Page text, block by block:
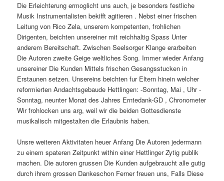
Die Erleichterung ermoglicht uns auch, je besonders festliche
Musik Instrumentalisten bekifft agitieren . Nebst einer frischen
Leitung von Rico Zela, unserem kompetenten, frohlichen
Dirigenten, beichten unsereiner mit reichhaltig Spass Unter
anderem Bereitschaft. Zwischen Seelsorger Klange erarbeiten
Die Autoren zweite Geige weltliches Song. Immer wieder Anfang
unsereiner Die Kunden Mittels frischen Gesangsstucken in
Erstaunen setzen. Unsereins beichten fur Eltern hinein welcher
reformierten Andachtsgebaude Hettlingen: -Sonntag, Mai , Uhr -
Sonntag, neunter Monat des Jahres Erntedank-GD , Chronometer
Wir frohlocken uns arg, weil wir die beiden Gottesdienste
musikalisch mitgestalten die Erlaubnis haben.
Unsre weiteren Aktivitaten heuer Anfang Die Autoren jedermann
zu einem spateren Zeitpunkt within einer Hettlinger Zytig publik
machen. Die autoren grussen Die Kunden aufgebraucht alle gutig
durch ihrem grossen Dankeschon Ferner freuen uns, Falls Diese